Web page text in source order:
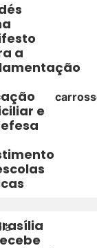
a
e